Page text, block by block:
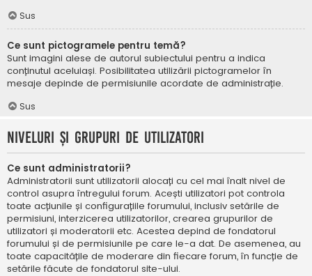
Sus
Ce sunt pictogramele pentru temă?
Sunt imagini alese de autorul subiectului pentru a indica
conținutul aceluiași. Posibilitatea utilizării pictogramelor în
mesaje depinde de permisiunile acordate de administrație.
Sus
Niveluri și grupuri de utilizatori
Ce sunt administratorii?
Administratorii sunt utilizatorii alocați cu cel mai înalt nivel de
control asupra întregului forum. Acești utilizatori pot controla
toate acțiunile și configurațiile forumului, inclusiv setările de
permisiuni, interzicerea utilizatorilor, crearea grupurilor de
utilizatori și moderatorii etc. Acestea depind de fondatorul
forumului și de permisiunile pe care le-a dat. De asemenea, au
toate capacitățile de moderare din fiecare forum, în funcție de
setările făcute de fondatorul site-ului.